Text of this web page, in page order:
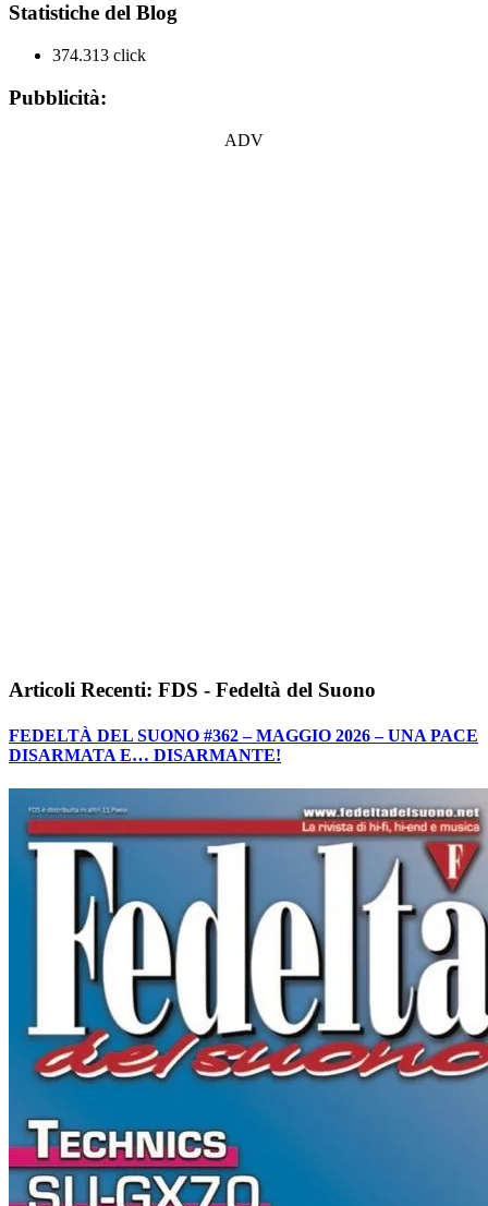
Statistiche del Blog
374.313 click
Pubblicità:
ADV
Articoli Recenti: FDS - Fedeltà del Suono
FEDELTÀ DEL SUONO #362 – MAGGIO 2026 – UNA PACE
DISARMATA E… DISARMANTE!